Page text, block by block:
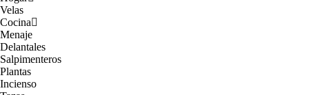
Velas
Cocina
Menaje
Delantales
Salpimenteros
Plantas
Incienso